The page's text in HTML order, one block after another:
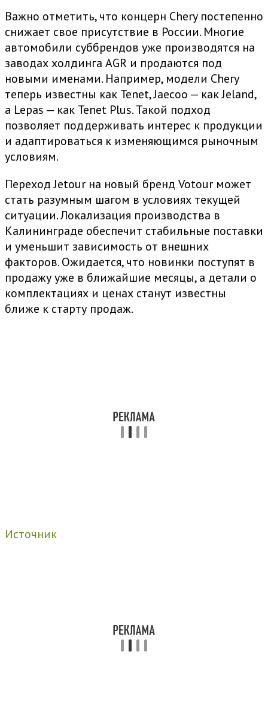
Важно отметить, что концерн Chery постепенно
снижает свое присутствие в России. Многие
автомобили суббрендов уже производятся на
заводах холдинга AGR и продаются под
новыми именами. Например, модели Chery
теперь известны как Tenet, Jaecoo — как Jeland,
а Lepas — как Tenet Plus. Такой подход
позволяет поддерживать интерес к продукции
и адаптироваться к изменяющимся рыночным
условиям.
Переход Jetour на новый бренд Votour может
стать разумным шагом в условиях текущей
ситуации. Локализация производства в
Калининграде обеспечит стабильные поставки
и уменьшит зависимость от внешних
факторов. Ожидается, что новинки поступят в
продажу уже в ближайшие месяцы, а детали о
комплектациях и ценах станут известны
ближе к старту продаж.
Источник